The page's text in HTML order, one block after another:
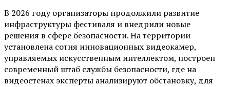
В 2026 году организаторы продолжили развитие
инфраструктуры фестиваля и внедрили новые
решения в сфере безопасности. На территории
установлена сотня инновационных видеокамер,
управляемых искусственным интеллектом, построен
современный штаб службы безопасности, где на
видеостенах эксперты анализируют обстановку, для